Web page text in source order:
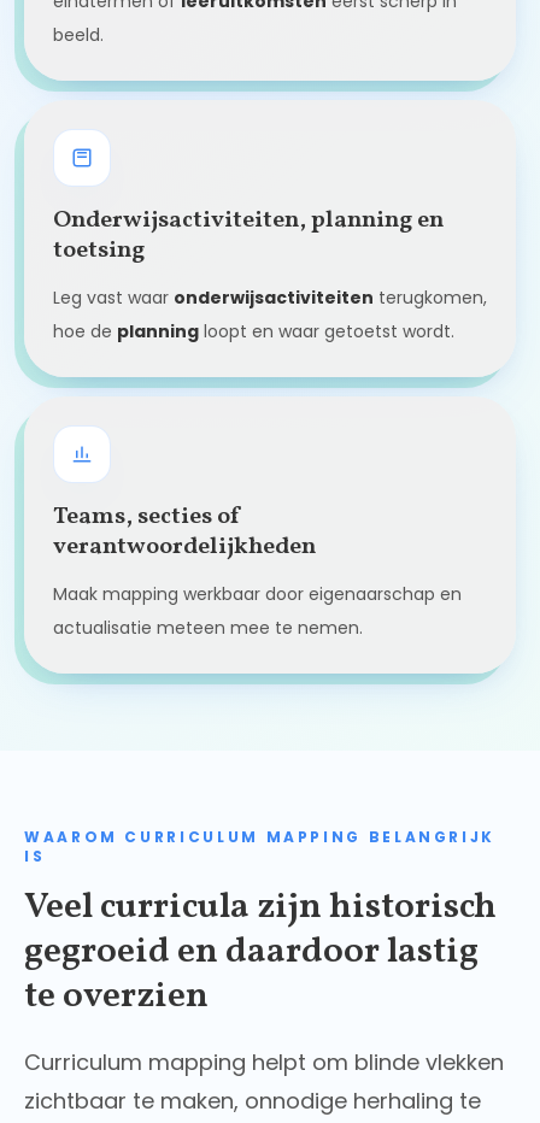
beeld.
Onderwijsactiviteiten, planning en
toetsing
Leg vast waar onderwijsactiviteiten terugkomen,
hoe de planning loopt en waar getoetst wordt.
Teams, secties of
verantwoordelijkheden
Maak mapping werkbaar door eigenaarschap en
actualisatie meteen mee te nemen.
WAAROM CURRICULUM MAPPING BELANGRIJK
IS
Veel curricula zijn historisch
gegroeid en daardoor lastig
te overzien
Curriculum mapping helpt om blinde vlekken
zichtbaar te maken, onnodige herhaling te